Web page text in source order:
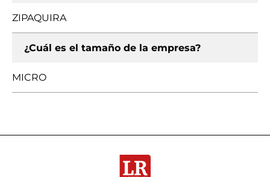
ZIPAQUIRA
¿Cuál es el tamaño de la empresa?
MICRO